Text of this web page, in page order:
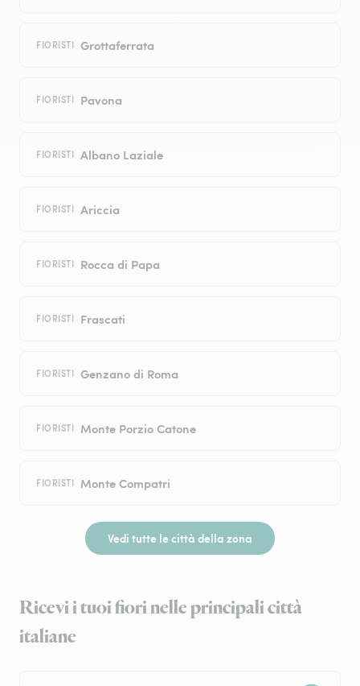
FIORISTI Grottaferrata
FIORISTI Pavona
FIORISTI Albano Laziale
FIORISTI Ariccia
FIORISTI Rocca di Papa
FIORISTI Frascati
FIORISTI Genzano di Roma
FIORISTI Monte Porzio Catone
FIORISTI Monte Compatri
Vedi tutte le città della zona
Ricevi i tuoi fiori nelle principali città
italiane